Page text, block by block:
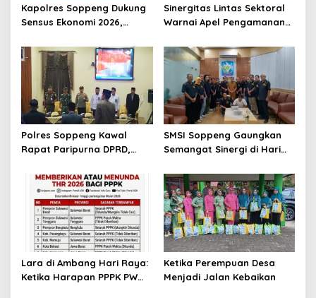
Kapolres Soppeng Dukung
Sensus Ekonomi 2026,
demi Masa Depan
Pembangunan Daerah
Sinergitas Lintas Sektoral
Warnai Apel Pengamanan
di Soppeng
Polres Soppeng Kawal
Rapat Paripurna DPRD,
Jadi Pilar Stabilitas
Pemerintahan Daerah
SMSI Soppeng Gaungkan
Semangat Sinergi di Hari
2026
Lara di Ambang Hari Raya:
Ketika Harapan PPPK PW
Ketika Perempuan Desa
Menjadi Jalan Kebaikan